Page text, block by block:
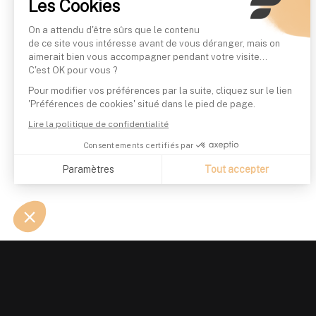
Les Cookies
On a attendu d'être sûrs que le contenu
de ce site vous intéresse avant de vous déranger, mais on
aimerait bien vous accompagner pendant votre visite...
C'est OK pour vous ?
Pour modifier vos préférences par la suite, cliquez sur le lien
'Préférences de cookies' situé dans le pied de page.
Lire la politique de confidentialité
Consentements certifiés par
Paramètres Tout accepter
Notre plateforme vous permet d'adapter et de gérer vos